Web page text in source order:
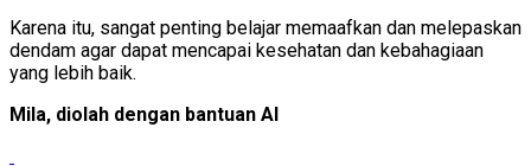
Karena itu, sangat penting belajar memaafkan dan melepaskan
dendam agar dapat mencapai kesehatan dan kebahagiaan
yang lebih baik.
Mila, diolah dengan bantuan AI